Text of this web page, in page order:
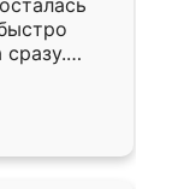
к
Собрали
даже